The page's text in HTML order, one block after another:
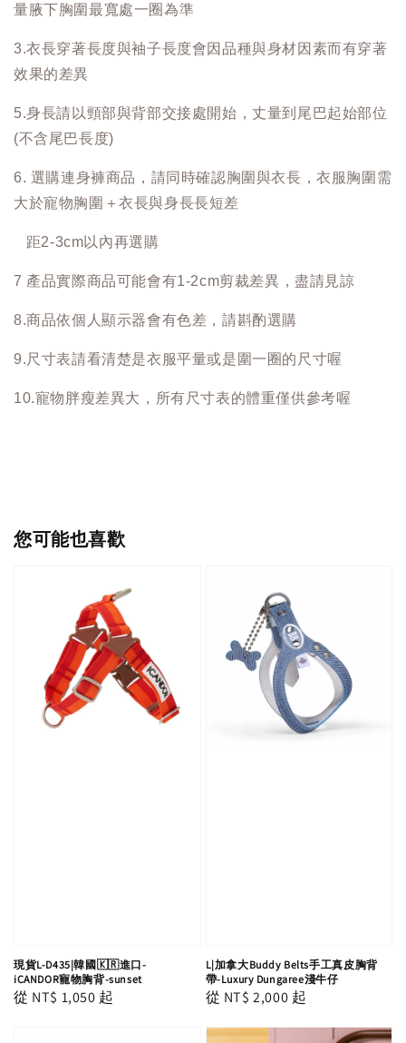
量腋下胸圍最寬處一圈為準
3.衣長穿著長度與袖子長度會因品種與身材因素而有穿著
效果的差異
5.身長請以頸部與背部交接處開始，丈量到尾巴起始部位
(不含尾巴長度)
6. 選購連身褲商品，請同時確認胸圍與衣長，衣服胸圍需
大於寵物胸圍＋衣長與身長長短差
距2-3cm以內再選購
7 產品實際商品可能會有1-2cm剪裁差異，盡請見諒
8.商品依個人顯示器會有色差，請斟酌選購
9.尺寸表請看清楚是衣服平量或是圍一圈的尺寸喔
10.寵物胖瘦差異大，所有尺寸表的體重僅供參考喔
您可能也喜歡
現貨L-D435|韓國🇰🇷進口-
iCANDOR寵物胸背-sunset
Regular
從 NT$ 1,050 起
L|加拿大Buddy Belts手工真皮胸背
帶-Luxury Dungaree淺牛仔
Regular
從 NT$ 2,000 起